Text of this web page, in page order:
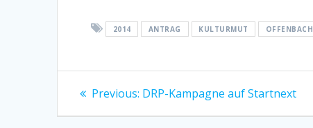
2014 ANTRAG KULTURMUT OFFENBACH
Beitragsnavigation
Previous: Previous
DRP-Kampagne auf Startnext